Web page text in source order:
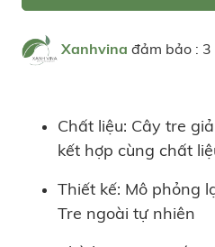
Xanhvina đảm bảo :
Chất liệu: Cây tre
kết hợp cùng chất
Thiết kế: Mô phỏng
Tre ngoài tự nhiên